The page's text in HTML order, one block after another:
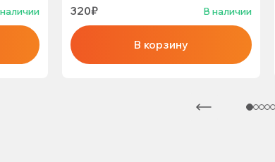
320₽
В наличии
В корзину